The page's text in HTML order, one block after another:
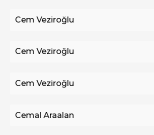
Cem Veziroğlu
Cem Veziroğlu
Cem Veziroğlu
Cemal Araalan